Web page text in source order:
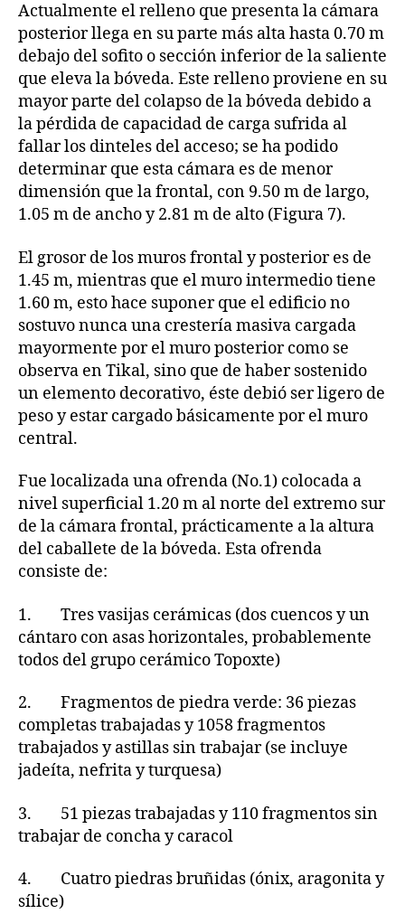
Actualmente el relleno que presenta la cámara
posterior llega en su parte más alta hasta 0.70 m
debajo del sofito o sección inferior de la saliente
que eleva la bóveda. Este relleno proviene en su
mayor parte del colapso de la bóveda debido a
la pérdida de capacidad de carga sufrida al
fallar los dinteles del acceso; se ha podido
determinar que esta cámara es de menor
dimensión que la frontal, con 9.50 m de largo,
1.05 m de ancho y 2.81 m de alto (Figura 7).
El grosor de los muros frontal y posterior es de
1.45 m, mientras que el muro intermedio tiene
1.60 m, esto hace suponer que el edificio no
sostuvo nunca una crestería masiva cargada
mayormente por el muro posterior como se
observa en Tikal, sino que de haber sostenido
un elemento decorativo, éste debió ser ligero de
peso y estar cargado básicamente por el muro
central.
Fue localizada una ofrenda (No.1) colocada a
nivel superficial 1.20 m al norte del extremo sur
de la cámara frontal, prácticamente a la altura
del caballete de la bóveda. Esta ofrenda
consiste de:
1. Tres vasijas cerámicas (dos cuencos y un
cántaro con asas horizontales, probablemente
todos del grupo cerámico Topoxte)
2. Fragmentos de piedra verde: 36 piezas
completas trabajadas y 1058 fragmentos
trabajados y astillas sin trabajar (se incluye
jadeíta, nefrita y turquesa)
3. 51 piezas trabajadas y 110 fragmentos sin
trabajar de concha y caracol
4. Cuatro piedras bruñidas (ónix, aragonita y
sílice)